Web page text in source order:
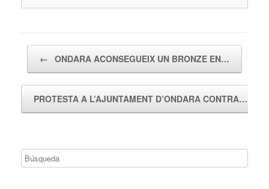
← ONDARA ACONSEGUEIX UN BRONZE EN…
PROTESTA A L’AJUNTAMENT D’ONDARA CONTRA…